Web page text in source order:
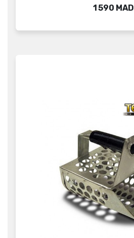
Prix
1 590 MAD